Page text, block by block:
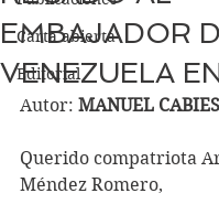
Carta abierta
Editorial
EMBAJADOR
VENEZUELA
Autor: MANUEL
Querido compatriota
Méndez Romero,